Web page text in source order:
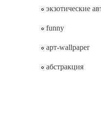
экзотические
funny
арт-wallpaper
абстракция